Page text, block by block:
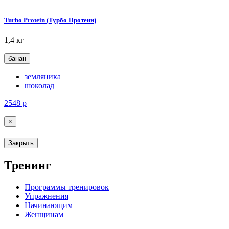
Turbo Protein (Турбо Протеин)
1,4 кг
банан
земляника
шоколад
2548 р
×
Закрыть
Тренинг
Программы тренировок
Упражнения
Начинающим
Женщинам